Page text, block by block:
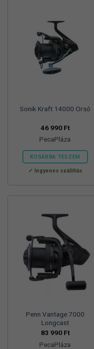
A
változatok
a
termékoldalon
választhatók
Sonik Kraft 14000 Orsó
46 990 Ft
PecaPláza
KOSÁRBA TESZEM
Ennek
van.
A
változatok
a
termékoldalon
választhatók
Ingyenes szállítás
Penn Vantage 7000
Longcast
83 990 Ft
PecaPláza